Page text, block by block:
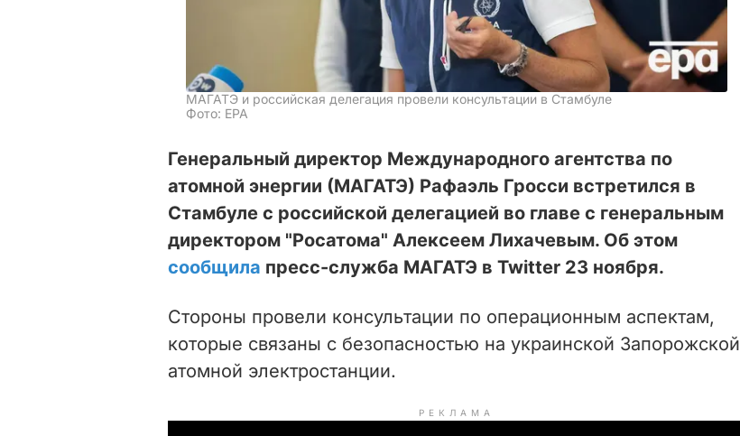
МАГАТЭ и российская делегация провели консультации в Стамбуле
Фото: EPA
Генеральный директор Международного агентства по
атомной энергии (МАГАТЭ) Рафаэль Гросси встретился в
Стамбуле с российской делегацией во главе с генеральным
директором "Росатома" Алексеем Лихачевым. Об этом
сообщила пресс-служба МАГАТЭ в Twitter 23 ноября.
Стороны провели консультации по операционным аспектам,
которые связаны с безопасностью на украинской Запорожской
атомной электростанции.
РЕКЛАМА